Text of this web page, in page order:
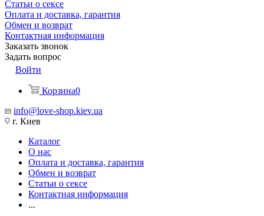
Статьи о сексе
Оплата и доставка, гарантия
Обмен и возврат
Контактная информация
Заказать звонок
Задать вопрос
Войти
Корзина0
info@love-shop.kiev.ua
г. Киев
Каталог
О нас
Оплата и доставка, гарантия
Обмен и возврат
Статьи о сексе
Контактная информация
...